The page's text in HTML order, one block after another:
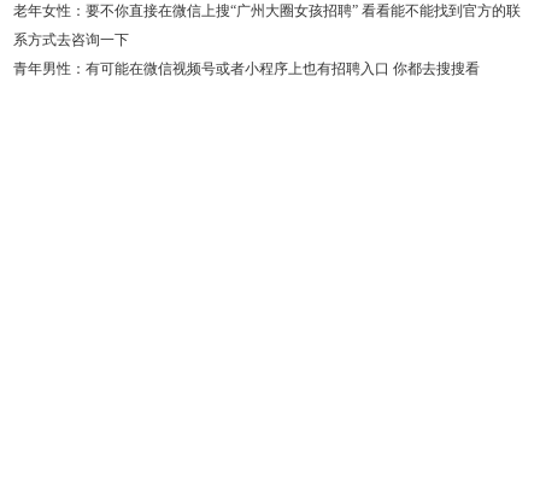
老年女性 ：要不你直接在微信上搜“广州大圈女孩招聘” 看看能不能找到官方的联
系方式去咨询一下
青年男性 ：有可能在微信视频号或者小程序上也有招聘入口 你都去搜搜看